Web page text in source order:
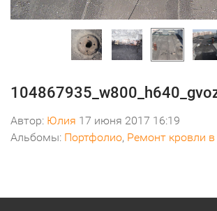
Автор: Юлия 17 июня 2017 16:19
Альбомы: Портфолио, Ремонт кровли